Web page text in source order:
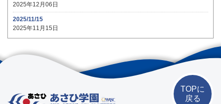
2025年12月06日
2025/11/15
2025年11月15日
TOPに
戻る